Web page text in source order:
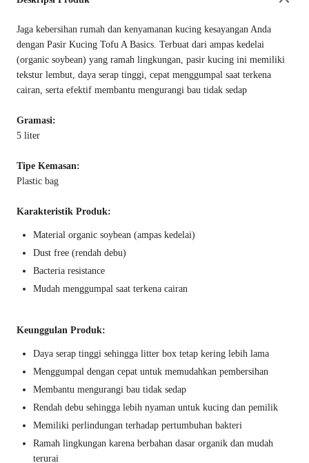
Jaga kebersihan rumah dan kenyamanan kucing kesayangan Anda
dengan Pasir Kucing Tofu A Basics. Terbuat dari ampas kedelai
(organic soybean) yang ramah lingkungan, pasir kucing ini memiliki
tekstur lembut, daya serap tinggi, cepat menggumpal saat terkena
cairan, serta efektif membantu mengurangi bau tidak sedap
Gramasi:
5 liter
Tipe Kemasan:
Plastic bag
Karakteristik Produk:
Material organic soybean (ampas kedelai)
Dust free (rendah debu)
Bacteria resistance
Mudah menggumpal saat terkena cairan
Keunggulan Produk:
Daya serap tinggi sehingga litter box tetap kering lebih lama
Menggumpal dengan cepat untuk memudahkan pembersihan
Membantu mengurangi bau tidak sedap
Rendah debu sehingga lebih nyaman untuk kucing dan pemilik
Memiliki perlindungan terhadap pertumbuhan bakteri
Ramah lingkungan karena berbahan dasar organik dan mudah
terurai